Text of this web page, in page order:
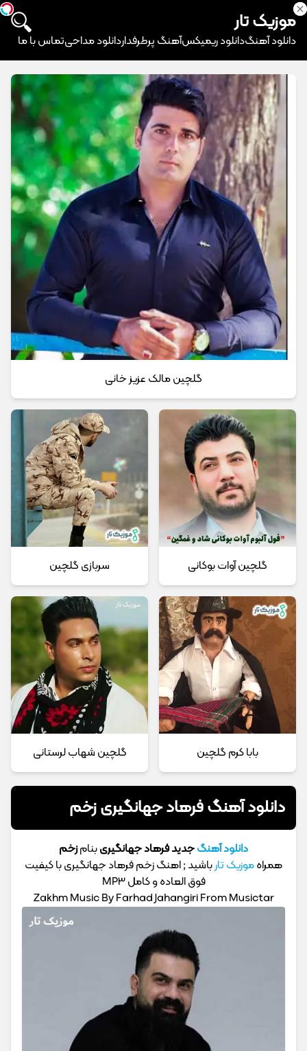
موزیک تار
دانلود آهنگدانلود ریمیکسآهنگ پرطرفداردانلود مداحیتماس با ما
گلچین مالک عزیز خانی
گلچین آوات بوکانی سربازی گلچین
بابا کرم گلچین گلچین شهاب لرستانی
دانلود آهنگ فرهاد جهانگیری زخم
دانلود آهنگجدید فرهاد جهانگیریبنامزخم
همراهموزیک تارباشید ; اهنگ زخم فرهاد جهانگیری با کیفیت
فوق العاده و کامل MP3
Zakhm Music By Farhad Jahangiri From Musictar